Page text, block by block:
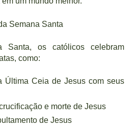
Semana Santa
Santa, os católicos celebram
como:
Última Ceia de Jesus com seus
e morte de Jesus
de Jesus